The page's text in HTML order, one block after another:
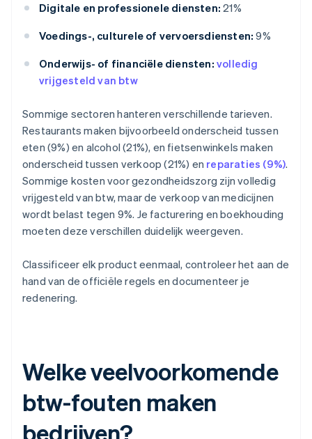
Digitale en professionele diensten: 21%
Voedings-, culturele of vervoersdiensten: 9%
Onderwijs- of financiële diensten: volledig
vrijgesteld van btw
Sommige sectoren hanteren verschillende tarieven.
Restaurants maken bijvoorbeeld onderscheid tussen
eten (9%) en alcohol (21%), en fietsenwinkels maken
onderscheid tussen verkoop (21%) en reparaties (9%).
Sommige kosten voor gezondheidszorg zijn volledig
vrijgesteld van btw, maar de verkoop van medicijnen
wordt belast tegen 9%. Je facturering en boekhouding
moeten deze verschillen duidelijk weergeven.
Classificeer elk product eenmaal, controleer het aan de
hand van de officiële regels en documenteer je
redenering.
Welke veelvoorkomende
btw-fouten maken
bedrijven?